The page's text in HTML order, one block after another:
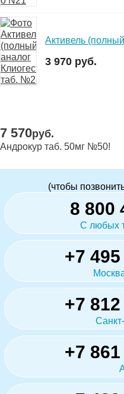
Активель
3 970 руб.
7 570руб.
Андрокур таб. 50мг №50!
(чтобы
8 800
С любых
+7
+7
+7